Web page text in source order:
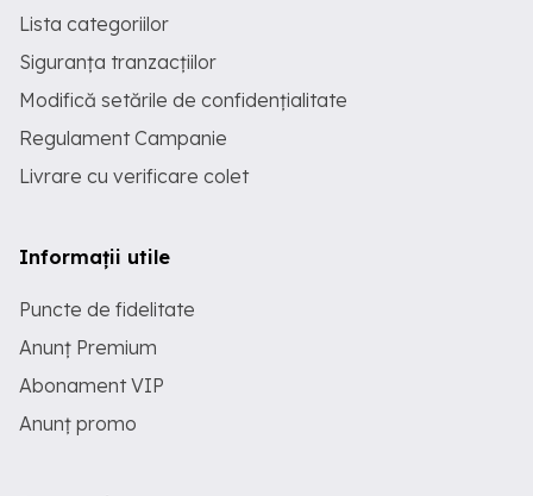
Lista categoriilor
Siguranța tranzacțiilor
Modifică setările de confidențialitate
Regulament Campanie
Livrare cu verificare colet
Informații utile
Puncte de fidelitate
Anunț Premium
Abonament VIP
Anunț promo